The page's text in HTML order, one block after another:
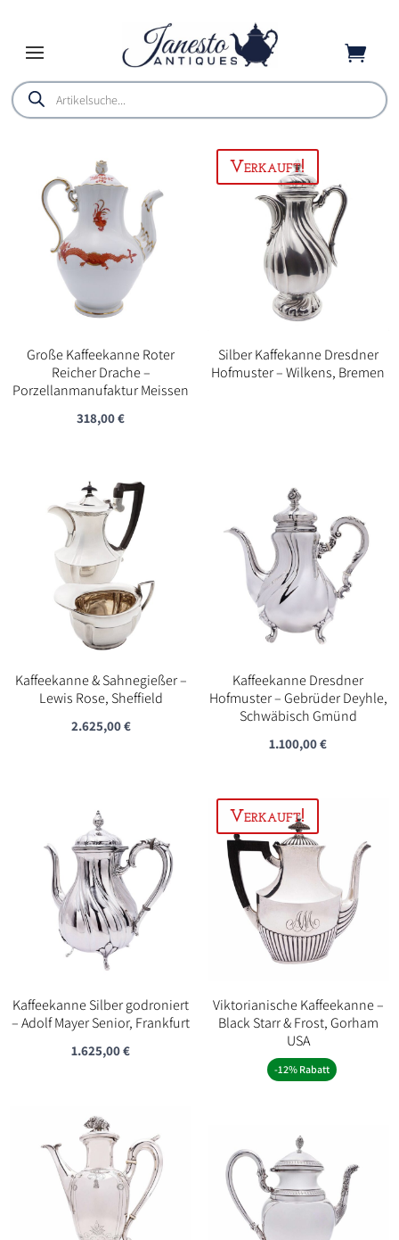

Products
search
Große Kaffeekanne Roter
Reicher Drache –
Porzellanmanufaktur Meissen
318,00€
Silber Kaffekanne Dresdner
Hofmuster – Wilkens, Bremen
Kaffeekanne & Sahnegießer –
Lewis Rose, Sheffield
2.625,00€
Kaffeekanne Dresdner
Hofmuster – Gebrüder Deyhle,
Schwäbisch Gmünd
1.100,00€
Kaffeekanne Silber godroniert
– Adolf Mayer Senior, Frankfurt
1.625,00€
Viktorianische Kaffeekanne –
Black Starr & Frost, Gorham
USA
-12% Rabatt